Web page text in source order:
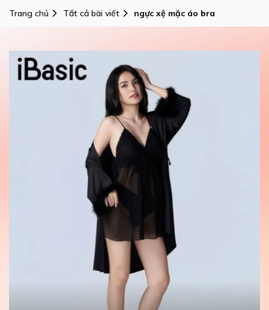
Trang chủ Tất cả bài viết ngực xệ mặc áo bra